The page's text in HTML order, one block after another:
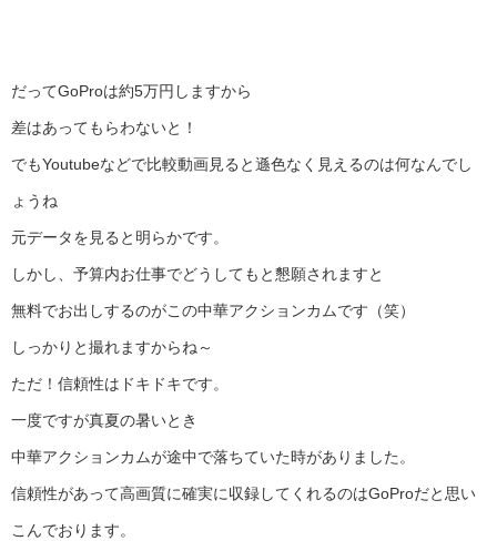
だってGoProは約5万円しますから
差はあってもらわないと！
でもYoutubeなどで比較動画見ると遜色なく見えるのは何なんでし
ょうね
元データを見ると明らかです。
しかし、予算内お仕事でどうしてもと懇願されますと
無料でお出しするのがこの中華アクションカムです（笑）
しっかりと撮れますからね～
ただ！信頼性はドキドキです。
一度ですが真夏の暑いとき
中華アクションカムが途中で落ちていた時がありました。
信頼性があって高画質に確実に収録してくれるのはGoProだと思い
こんでおります。